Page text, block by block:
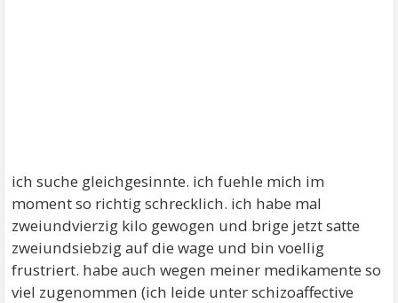
ich suche gleichgesinnte. ich fuehle mich im
moment so richtig schrecklich. ich habe mal
zweiundvierzig kilo gewogen und brige jetzt satte
zweiundsiebzig auf die wage und bin voellig
frustriert. habe auch wegen meiner medikamente so
viel zugenommen (ich leide unter schizoaffective